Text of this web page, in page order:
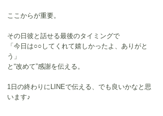
ここからが重要。
その日彼と話せる最後のタイミングで
「今日は○○してくれて嬉しかったよ、ありがと
う」
と“改めて”感謝を伝える。
1日の終わりにLINEで伝える、でも良いかなと思
います♪